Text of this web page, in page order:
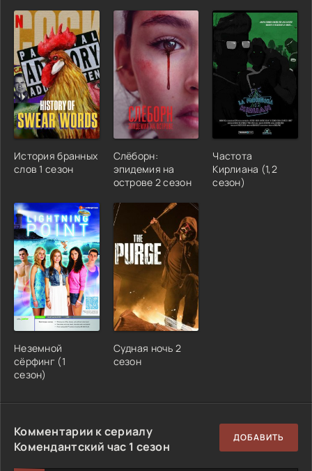
История бранных
слов 1 сезон
Слёборн:
эпидемия на
острове 2 сезон
Частота
Кирлиана (1,2
сезон)
Неземной
сёрфинг (1
сезон)
Судная ночь 2
сезон
Комментарии к сериалу
Комендантский час 1 сезон
ДОБАВИТЬ